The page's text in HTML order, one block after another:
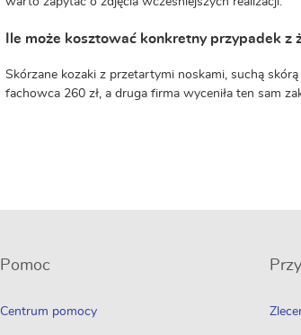
Ile może kosztować konkretny przypadek z
Skórzane kozaki z przetartymi noskami, suchą
fachowca 260 zł, a druga firma wyceniła ten sam
Pomoc
Centrum pomocy